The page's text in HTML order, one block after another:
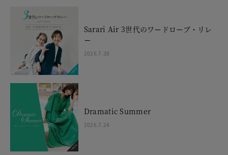
Sarari Air 3世代のワードローブ・リレ
ー
2026.7.30
Dramatic Summer
2026.7.24